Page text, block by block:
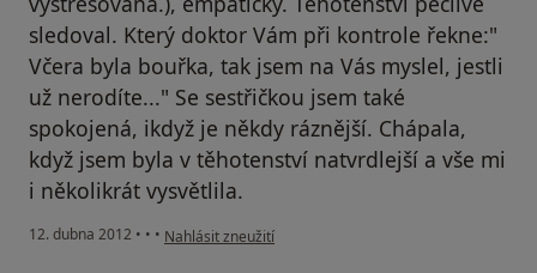
sledoval. Který doktor Vám při kontrole řekne:"
Včera byla bouřka, tak jsem na Vás myslel, jestli
už nerodíte..." Se sestřičkou jsem také
spokojená, ikdyž je někdy ráznější. Chápala,
když jsem byla v těhotenství natvrdlejší a vše mi
i několikrát vysvětlila.
12. dubna 2012 • • • podle názoru uživatele Váš účet byl odstraněn
Nahlásit zneužití